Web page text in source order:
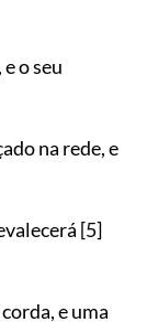
o seu
na rede, e
[5]
e uma